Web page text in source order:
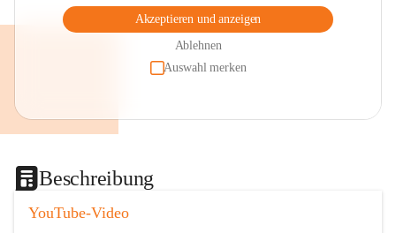
Akzeptieren und anzeigen
Ablehnen
Auswahl merken
Beschreibung
YouTube-Video